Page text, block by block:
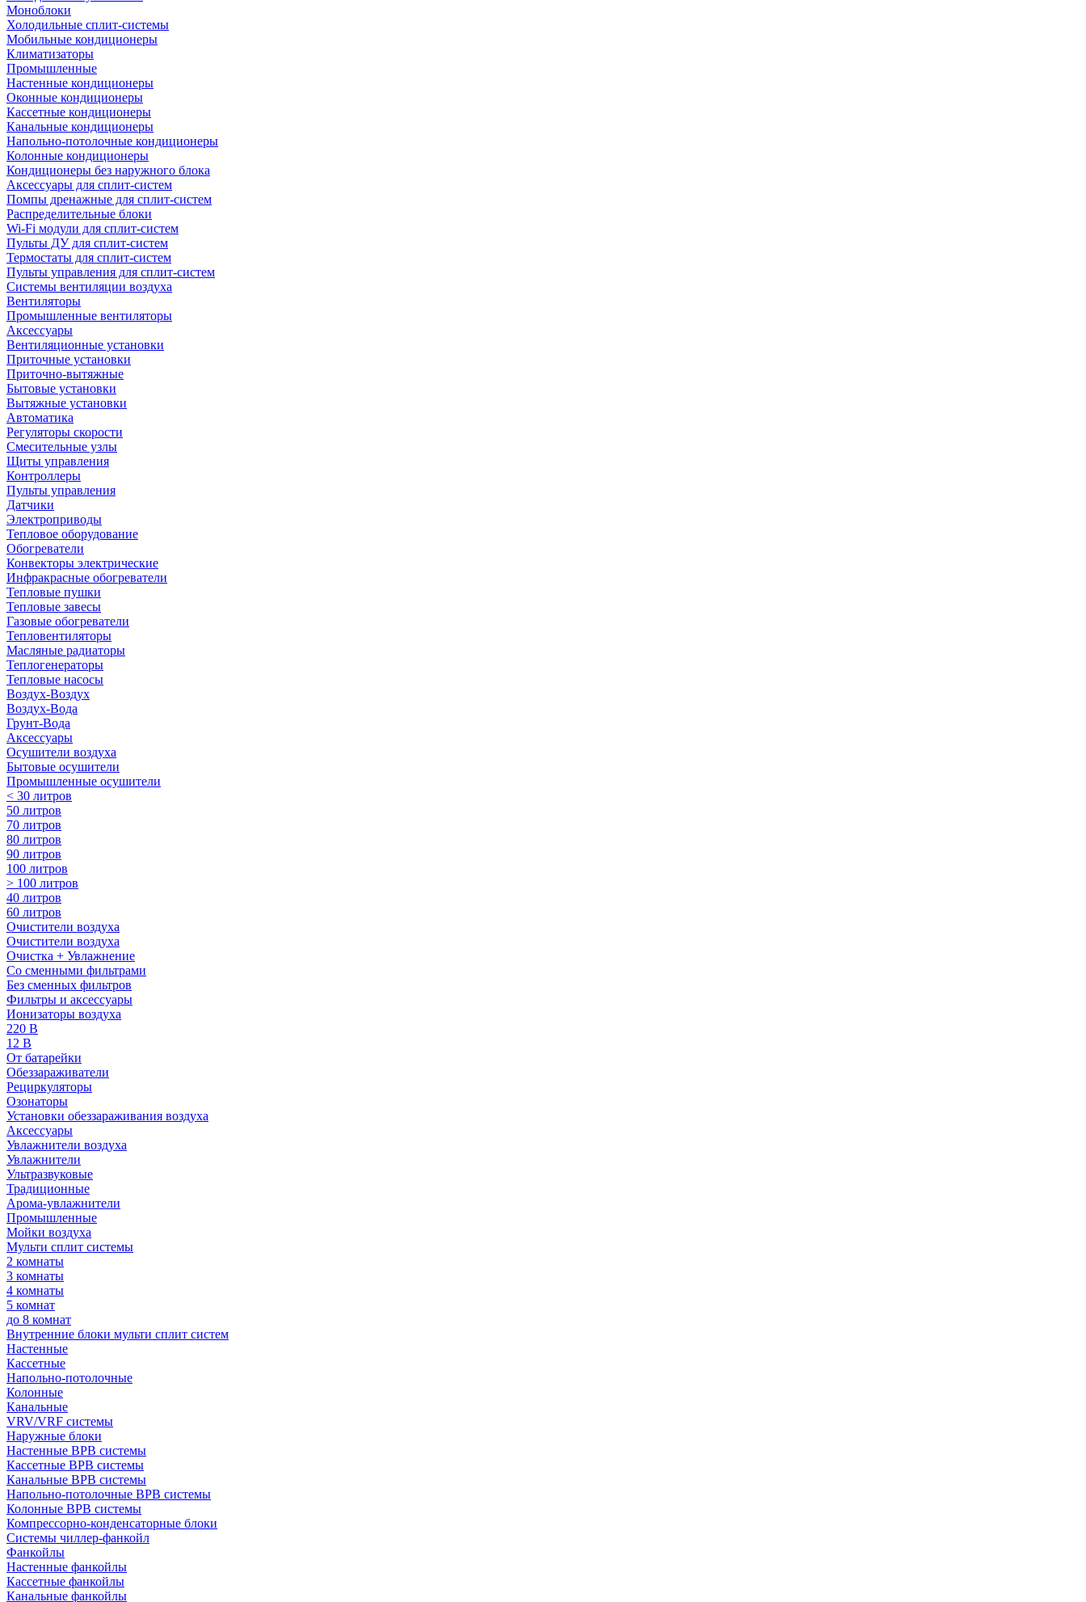
Моноблоки
Холодильные сплит-системы
Мобильные кондиционеры
Климатизаторы
Промышленные
Настенные кондиционеры
Оконные кондиционеры
Кассетные кондиционеры
Канальные кондиционеры
Напольно-потолочные кондиционеры
Колонные кондиционеры
Кондиционеры без наружного блока
Аксессуары для сплит-систем
Помпы дренажные для сплит-систем
Распределительные блоки
Wi-Fi модули для сплит-систем
Пульты ДУ для сплит-систем
Термостаты для сплит-систем
Пульты управления для сплит-систем
Системы вентиляции воздуха
Вентиляторы
Промышленные вентиляторы
Аксессуары
Вентиляционные установки
Приточные установки
Приточно-вытяжные
Бытовые установки
Вытяжные установки
Автоматика
Регуляторы скорости
Смесительные узлы
Щиты управления
Контроллеры
Пульты управления
Датчики
Электроприводы
Тепловое оборудование
Обогреватели
Конвекторы электрические
Инфракрасные обогреватели
Тепловые пушки
Тепловые завесы
Газовые обогреватели
Тепловентиляторы
Масляные радиаторы
Теплогенераторы
Тепловые насосы
Воздух-Воздух
Воздух-Вода
Грунт-Вода
Аксессуары
Осушители воздуха
Бытовые осушители
Промышленные осушители
< 30 литров
50 литров
70 литров
80 литров
90 литров
100 литров
> 100 литров
40 литров
60 литров
Очистители воздуха
Очистители воздуха
Очистка + Увлажнение
Cо сменными фильтрами
Без сменных фильтров
Фильтры и аксессуары
Ионизаторы воздуха
220 В
12 В
От батарейки
Обеззараживатели
Рециркуляторы
Озонаторы
Установки обеззараживания воздуха
Аксессуары
Увлажнители воздуха
Увлажнители
Ультразвуковые
Традиционные
Арома-увлажнители
Промышленные
Мойки воздуха
Мульти сплит системы
2 комнаты
3 комнаты
4 комнаты
5 комнат
до 8 комнат
Внутренние блоки мульти сплит систем
Настенные
Кассетные
Напольно-потолочные
Колонные
Канальные
VRV/VRF системы
Наружные блоки
Настенные ВРВ системы
Кассетные ВРВ системы
Канальные ВРВ системы
Напольно-потолочные ВРВ системы
Колонные ВРВ системы
Компрессорно-конденсаторные блоки
Системы чиллер-фанкойл
Фанкойлы
Настенные фанкойлы
Кассетные фанкойлы
Канальные фанкойлы